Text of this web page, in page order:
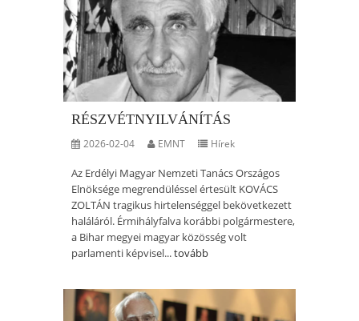
RÉSZVÉTNYILVÁNÍTÁS
2026-02-04 EMNT Hírek
Az Erdélyi Magyar Nemzeti Tanács Országos
Elnöksége megrendüléssel értesült KOVÁCS
ZOLTÁN tragikus hirtelenséggel bekövetkezett
haláláról. Érmihályfalva korábbi polgármestere,
a Bihar megyei magyar közösség volt
parlamenti képvisel...tovább